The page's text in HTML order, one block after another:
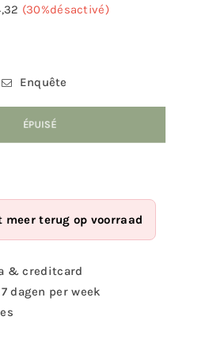
(30%désactivé)
Enquête
ÉPUISÉ
terug op voorraad
& creditcard
dagen per week